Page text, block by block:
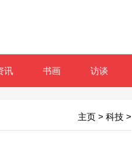
讯 书画 访谈
主页 > 科技 >